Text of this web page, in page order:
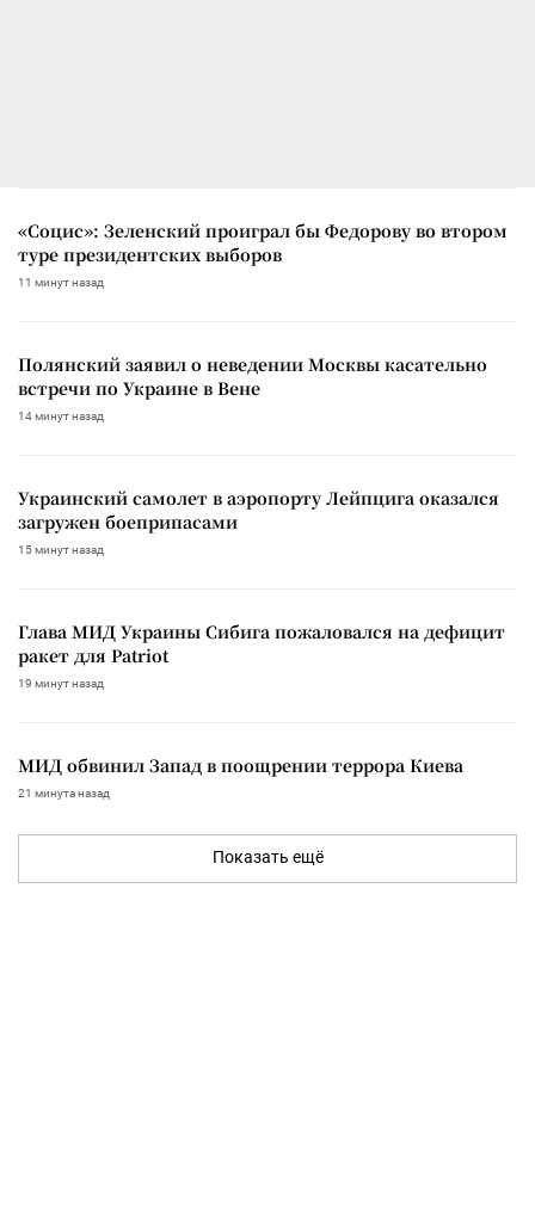
«Социс»: Зеленский проиграл бы Федорову во втором
туре президентских выборов
11 минут назад
Полянский заявил о неведении Москвы касательно
встречи по Украине в Вене
14 минут назад
Украинский самолет в аэропорту Лейпцига оказался
загружен боеприпасами
15 минут назад
Глава МИД Украины Сибига пожаловался на дефицит
ракет для Patriot
19 минут назад
МИД обвинил Запад в поощрении террора Киева
21 минута назад
Показать ещё